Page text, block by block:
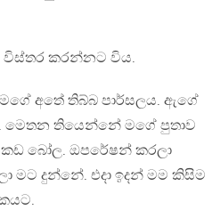
විස්තර කරන්නට විය.
අතේ තිබ්බ පාර්සලය. ඇගේ
මෙතන තියෙන්නේ මගේ පුතාව
බෝල. ඔපරේෂන් කරලා
මට දුන්නේ. එදා ඉදන් මම කිසිම